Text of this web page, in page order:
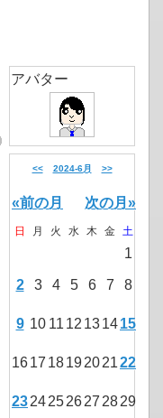
アバター
<< 2024-6月 >>
«前の月 次の月»
日 月 火 水 木 金 土
1
2 3 4 5 6 7 8
9 10 11 12 131415
1617 1819202122
2324252627 2829